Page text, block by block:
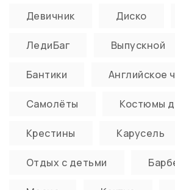
Девичник Диско
ЛедиБаг Выпускной
Бантики Английское
Самолёты Костюмы
Крестины Карусель
Отдых с детьми